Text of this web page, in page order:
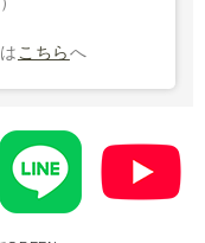
こちらへ